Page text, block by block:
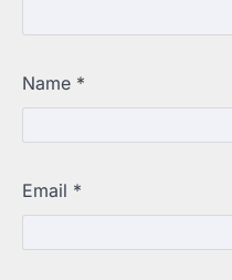
Name *
Email *